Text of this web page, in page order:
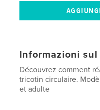
Informazioni
Découvrez comment
tricotin circulaire.
et adulte